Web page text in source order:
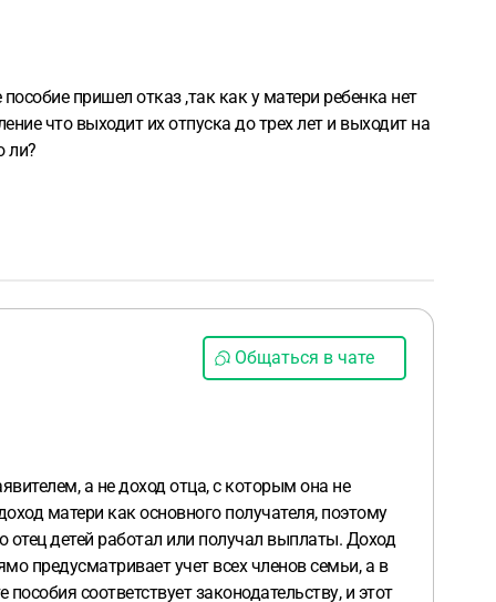
пришел отказ ,так как у матери ребенка нет
что выходит их отпуска до трех лет и выходит на
ли?
Общаться в чате
а не доход отца, с которым она не
матери как основного получателя, поэтому
детей работал или получал выплаты. Доход
предусматривает учет всех членов семьи, а в
соответствует законодательству, и этот